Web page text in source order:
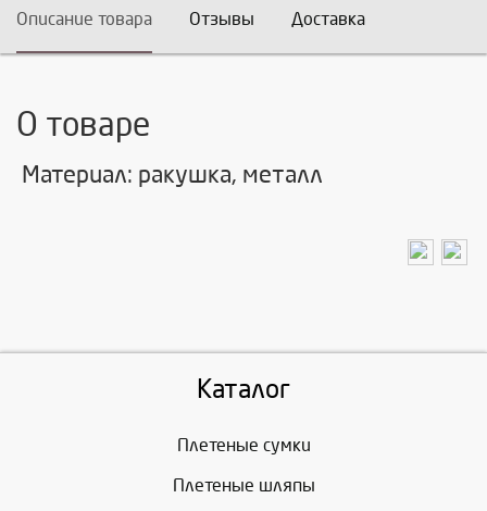
Описание товара Отзывы Доставка
О товаре
Материал: ракушка, металл
Каталог
Плетеные сумки
Плетеные шляпы